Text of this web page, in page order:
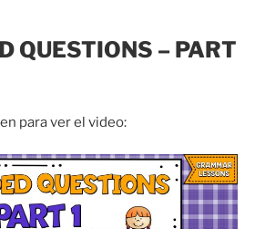
c
QUESTIONS – PART
para ver el video: